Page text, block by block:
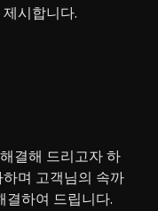
시합니다.
결해 드리고자 하
며 고객님의 속까
결하여 드립니다.